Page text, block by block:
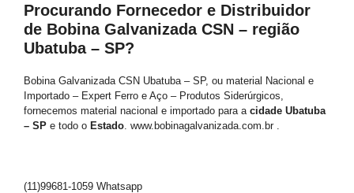
Procurando Fornecedor e Distribuidor
de Bobina Galvanizada CSN – região
Ubatuba – SP?
Bobina Galvanizada CSN Ubatuba – SP, ou material Nacional e
Importado – Expert Ferro e Aço – Produtos Siderúrgicos,
fornecemos material nacional e importado para a cidade Ubatuba
– SP e todo o Estado . www.bobinagalvanizada.com.br .
(11)99681-1059 Whatsapp